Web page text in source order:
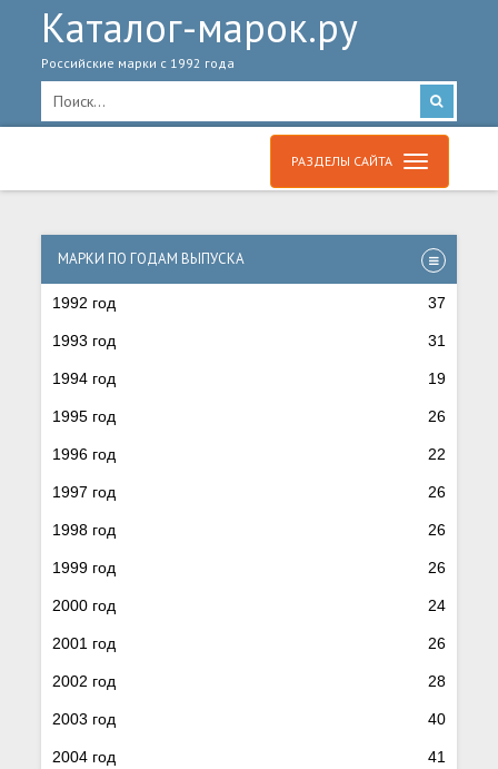
Каталог-марок.ру
Российские марки с 1992 года
РАЗДЕЛЫ САЙТА
МАРКИ ПО ГОДАМ ВЫПУСКА
1992 год 37
1993 год 31
1994 год 19
1995 год 26
1996 год 22
1997 год 26
1998 год 26
1999 год 26
2000 год 24
2001 год 26
2002 год 28
2003 год 40
2004 год 41